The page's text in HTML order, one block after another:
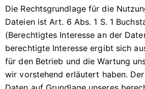
Die Rechtsgrundlage für die
Dateien ist Art. 6 Abs. 1 S. 1
(Berechtigtes Interesse an der
berechtigte Interesse ergibt sich
für den Betrieb und die Wartung
wir vorstehend erläutert haben.